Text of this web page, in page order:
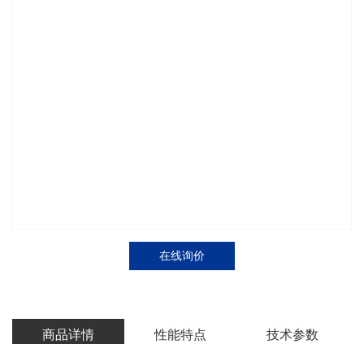
在线询价
商品详情 性能特点 技术参数